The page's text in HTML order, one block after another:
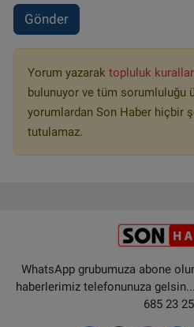
Gönder
Yorum yazarak topluluk
bulunuyor ve tüm sorumluluğu
yorumlardan Son Haber hiçbir
tutulamaz.
WhatsApp grubumuza abone
haberlerimiz telefonunuza
685 23